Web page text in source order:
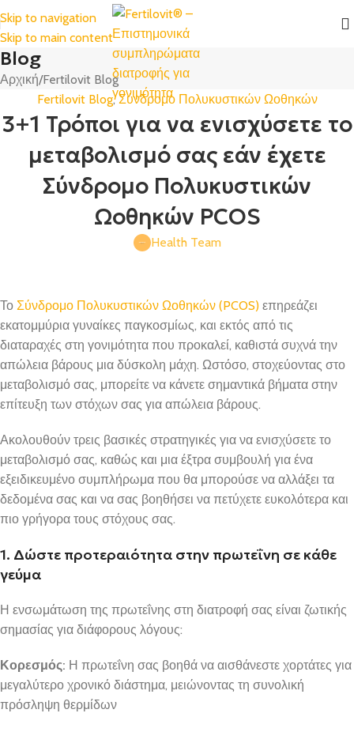
Skip to navigation
Skip to main content
Blog
Αρχική Fertilovit Blog
Fertilovit Blog,Σύνδρομο Πολυκυστικών Ωοθηκών
3+1 Τρόποι για να ενισχύσετε το
μεταβολισμό σας εάν έχετε
Σύνδρομο Πολυκυστικών
Ωοθηκών PCOS
Health Team
Το Σύνδρομο Πολυκυστικών Ωοθηκών (PCOS) επηρεάζει
εκατομμύρια γυναίκες παγκοσμίως, και εκτός από τις
διαταραχές στη γονιμότητα που προκαλεί, καθιστά συχνά την
απώλεια βάρους μια δύσκολη μάχη. Ωστόσο, στοχεύοντας στο
μεταβολισμό σας, μπορείτε να κάνετε σημαντικά βήματα στην
επίτευξη των στόχων σας για απώλεια βάρους.
Ακολουθούν τρεις βασικές στρατηγικές για να ενισχύσετε το
μεταβολισμό σας, καθώς και μια έξτρα συμβουλή για ένα
εξειδικευμένο συμπλήρωμα που θα μπορούσε να αλλάξει τα
δεδομένα σας και να σας βοηθήσει να πετύχετε ευκολότερα και
πιο γρήγορα τους στόχους σας.
1. Δώστε προτεραιότητα στην πρωτεΐνη σε κάθε
γεύμα
Η ενσωμάτωση της πρωτεΐνης στη διατροφή σας είναι ζωτικής
σημασίας για διάφορους λόγους:
Κορεσμός: Η πρωτεΐνη σας βοηθά να αισθάνεστε χορτάτες για
μεγαλύτερο χρονικό διάστημα, μειώνοντας τη συνολική
πρόσληψη θερμίδων